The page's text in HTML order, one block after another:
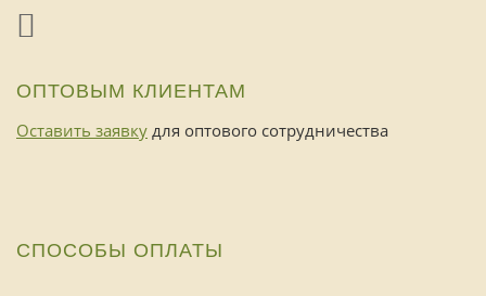
ОПТОВЫМ КЛИЕНТАМ
Оставить заявку для оптового сотрудничества
СПОСОБЫ ОПЛАТЫ